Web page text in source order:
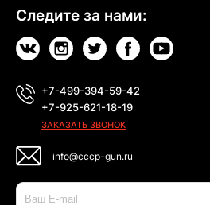
Следите за нами:
+7-499-394-59-42
+7-925-621-18-19
ЗАКАЗАТЬ ЗВОНОК
info@cccp-gun.ru